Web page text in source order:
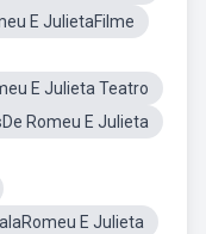
E JulietaFilme
E Julieta Teatro
Romeu E Julieta
E Julieta